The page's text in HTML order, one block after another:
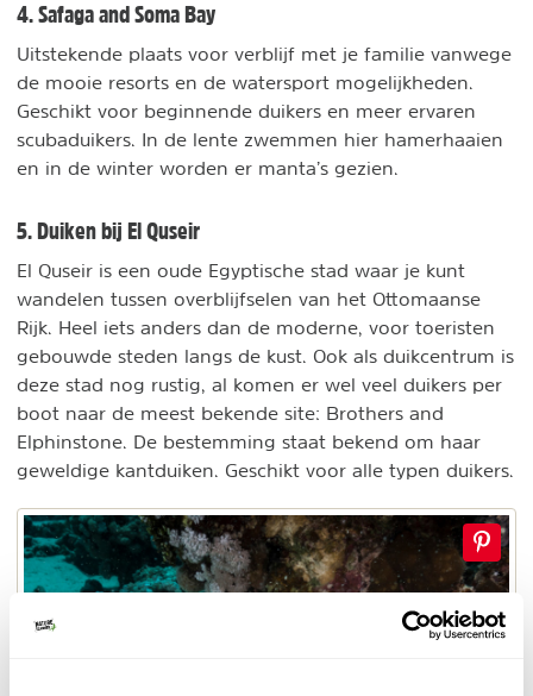
4. Safaga and Soma Bay
Uitstekende plaats voor verblijf met je familie vanwege
de mooie resorts en de watersport mogelijkheden.
Geschikt voor beginnende duikers en meer ervaren
scubaduikers. In de lente zwemmen hier hamerhaaien
en in de winter worden er manta’s gezien.
5. Duiken bij El Quseir
El Quseir is een oude Egyptische stad waar je kunt
wandelen tussen overblijfselen van het Ottomaanse
Rijk. Heel iets anders dan de moderne, voor toeristen
gebouwde steden langs de kust. Ook als duikcentrum is
deze stad nog rustig, al komen er wel veel duikers per
boot naar de meest bekende site: Brothers and
Elphinstone. De bestemming staat bekend om haar
geweldige kantduiken. Geschikt voor alle typen duikers.